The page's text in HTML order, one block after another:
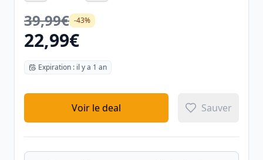
39,99€ -43%
22,99€
Expiration : il y a 1 an
Voir le deal Sauver